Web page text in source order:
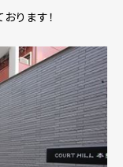
ります！